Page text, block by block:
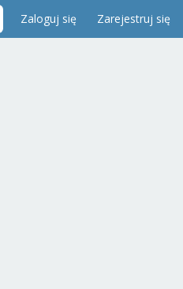
Zaloguj się Zarejestruj się